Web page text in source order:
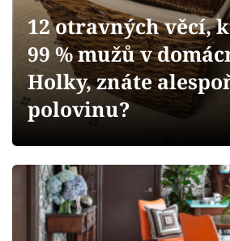
Přihlášení
Sledujte nás
12 otravných věcí,
99 % mužů v
Holky, znáte
polovinu?